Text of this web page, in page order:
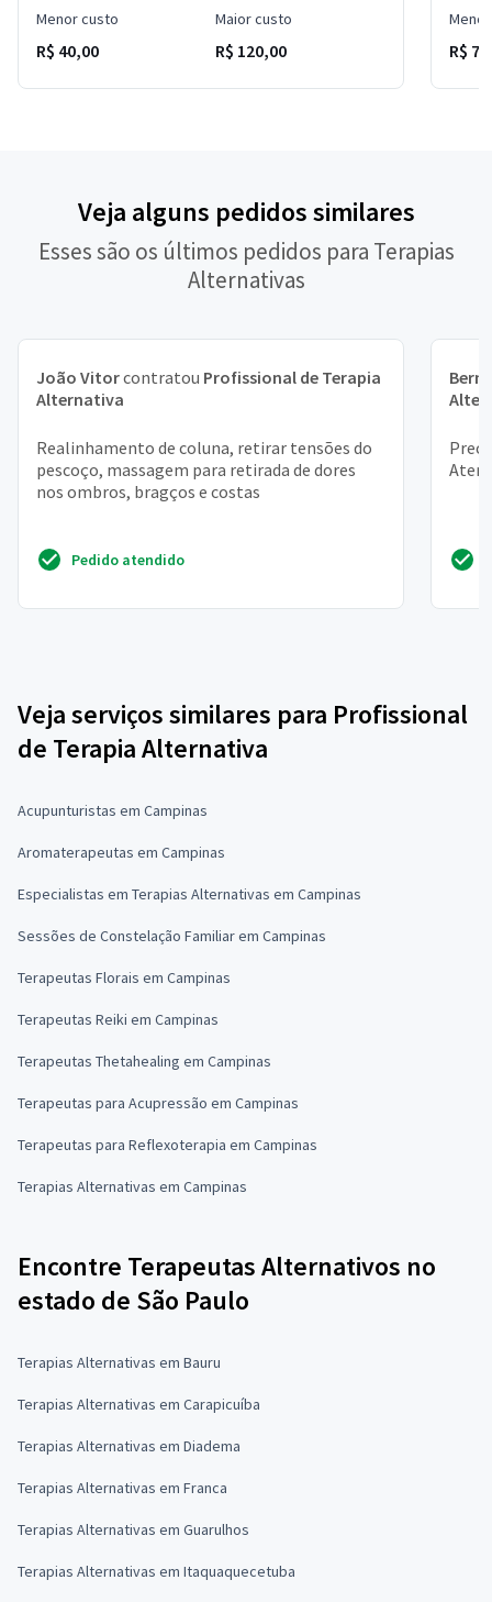
Menor custo
R$ 40,00
Maior custo
R$ 120,00 R$
Veja alguns pedidos similares
Esses são os últimos pedidos para Terapias
Alternativas
João Vitorcontratou Profissional de Terapia
Alternativa
Realinhamento de coluna, retirar tensões do
pescoço, massagem para retirada de dores
nos ombros, bragços e costas
Pedido atendido
Veja serviços similares para Profissional
de Terapia Alternativa
Acupunturistas em Campinas
Aromaterapeutas em Campinas
Especialistas em Terapias Alternativas em Campinas
Sessões de Constelação Familiar em Campinas
Terapeutas Florais em Campinas
Terapeutas Reiki em Campinas
Terapeutas Thetahealing em Campinas
Terapeutas para Acupressão em Campinas
Terapeutas para Reflexoterapia em Campinas
Terapias Alternativas em Campinas
Encontre Terapeutas Alternativos no
estado de São Paulo
Terapias Alternativas em Bauru
Terapias Alternativas em Carapicuíba
Terapias Alternativas em Diadema
Terapias Alternativas em Franca
Terapias Alternativas em Guarulhos
Terapias Alternativas em Itaquaquecetuba